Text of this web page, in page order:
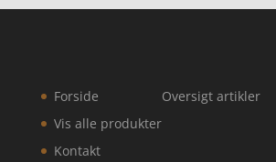
Forside
Vis alle produkter
Kontakt
Oversigt artikler